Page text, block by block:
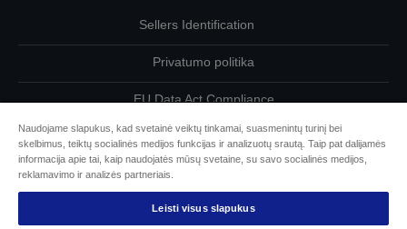
Sellers Identification
Privatumo politika
EU Data Act Compliance
Susisiekite su mumis dėl savo duomenų
Cookie Information
„Epson“ įsipareigojimas dėl prieinamumo
Naudojame slapukus, kad svetainė veiktų tinkamai, suasmenintų turinį bei
skelbimus, teiktų socialinės medijos funkcijas ir analizuotų srautą. Taip pat dalijamės
informacija apie tai, kaip naudojatės mūsų svetaine, su savo socialinės medijos,
reklamavimo ir analizės partneriais.
Leisti visus slapukus